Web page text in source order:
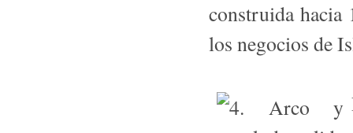
construida hacia
los negocios de